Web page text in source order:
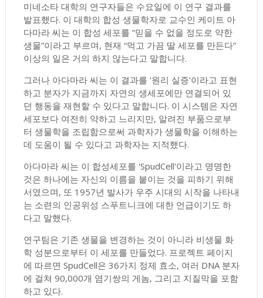
미네소타 대학의 연구자들은 수요일에 이 연구 결과를
발표했다. 이 대학의 합성 생물학자로 교수인 케이트 아
다마라 씨는 이 합성 세포를 “믿을 수 없을 정도로 약한
생물”이라고 부르며, 현재 “먹고 가끔 딸 세포를 만든다”
이상의 일은 거의 하지 않는다고 말합니다.
그러나 아다마라 씨는 이 결과를 '원리 실증'이라고 표현
하고 분자가 지금까지 자연의 생세포에만 연결되어 있
던 행동을 재현할 수 있다고 말합니다. 이 시스템은 자연
세포보다 여전히 약하고 느리지만, 알려진 부품으로부
터 생물학을 조립함으로써 과학자가 생물학을 이해하는
데 도움이 될 수 있다고 과학자는 지적했다.
아다마라 씨는 이 합성세포를 'SpudCell'이라고 명명한
것은 하나에는 자신의 이름을 붙이는 것을 피하기 위해
서였으며, 또 1957년 발사가 우주 시대의 시작을 나타내
는 소련의 인공위성 스푸트니크에 대한 언급이기도 하
다고 말했다.
연구팀은 기존 생물을 변경하는 것이 아니라 비생물 화
학 성분으로부터 이 세포를 만들었다. 프로젝트 페이지
에 따르면 SpudCell은 36가지 정제 효소, 여러 DNA 분자
에 걸쳐 90,000개 염기쌍의 게놈, 그리고 지질막을 포함
하고 있다.